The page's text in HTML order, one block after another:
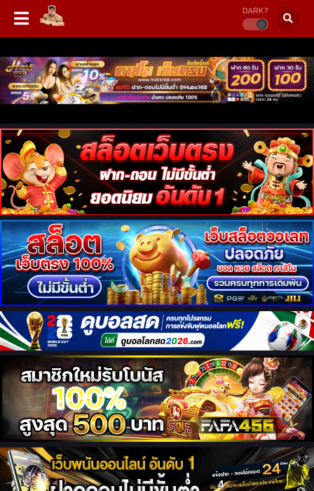
DARK?